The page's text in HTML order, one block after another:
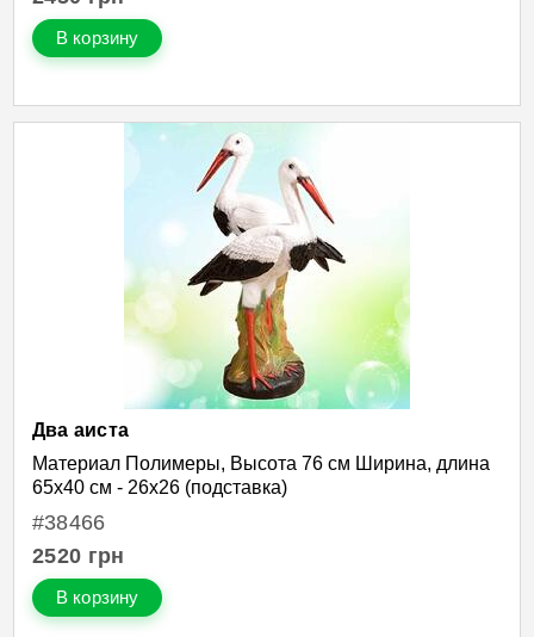
В корзину
Два аиста
Материал Полимеры, Высота 76 см Ширина, длина
65х40 см - 26х26 (подставка)
#38466
2520 грн
В корзину